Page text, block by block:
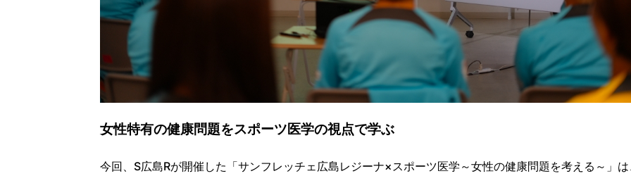
女性特有の健康問題をスポーツ医学の視点で学ぶ
今回、S広島Rが開催した「サンフレッチェ広島レジーナ×スポーツ医学～女性の健康問題を考える～」